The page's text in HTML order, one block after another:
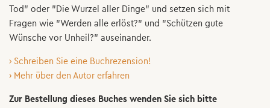
Tod" oder "Die Wurzel aller Dinge" und setzen sich mit
Fragen wie "Werden alle erlöst?" und "Schützen gute
Wünsche vor Unheil?" auseinander.
› Schreiben Sie eine Buchrezension!
› Mehr über den Autor erfahren
Zur Bestellung dieses Buches wenden Sie sich bitte